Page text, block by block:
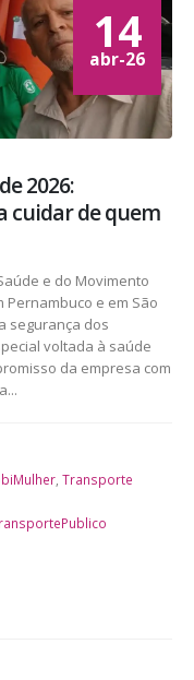
14
abr-26
2026:
cuidar de quem
e do Movimento
e em São
segurança dos
voltada à saúde
da empresa com
Transporte